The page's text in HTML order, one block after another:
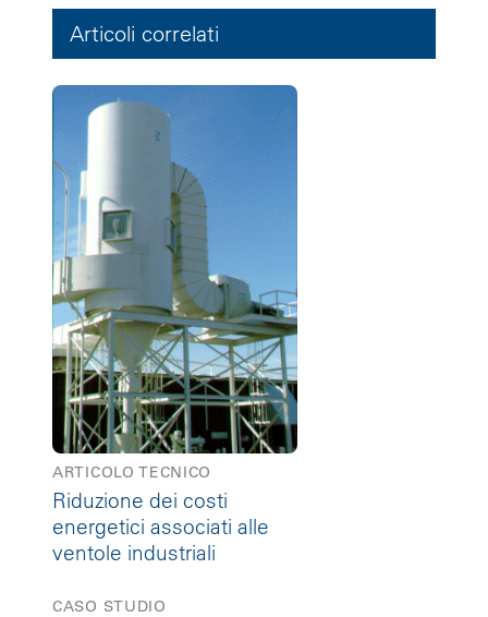
Articoli correlati
ARTICOLO TECNICO
Riduzione dei costi
energetici associati alle
ventole industriali
CASO STUDIO